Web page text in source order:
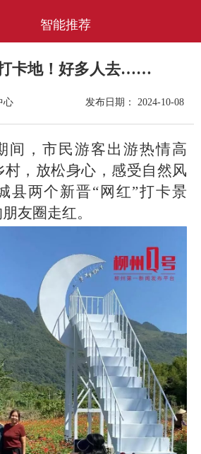
智能推荐
卡地！好多人去……
心 发布日期： 2024-10-08
间，市民游客出游热情高
，放松身心，感受自然风
县两个新晋“网红”打卡景
友圈走红。